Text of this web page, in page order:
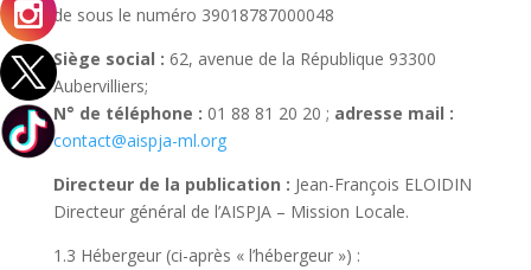
de sous le numéro 39018787000048
Siège social : 62, avenue de la République 93300
Aubervilliers;
N° de téléphone : 01 88 81 20 20 ; adresse mail :
contact@aispja-ml.org
Directeur de la publication : Jean-François ELOIDIN
Directeur général de l’AISPJA – Mission Locale.
1.3 Hébergeur (ci-après « l’hébergeur ») :